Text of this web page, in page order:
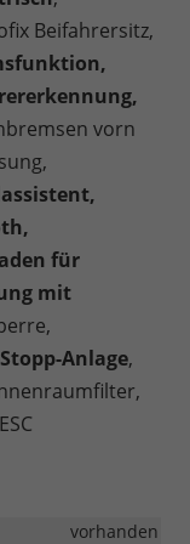
Beifahrersitz,
vorn
für
mit
Anlage,
vorhanden